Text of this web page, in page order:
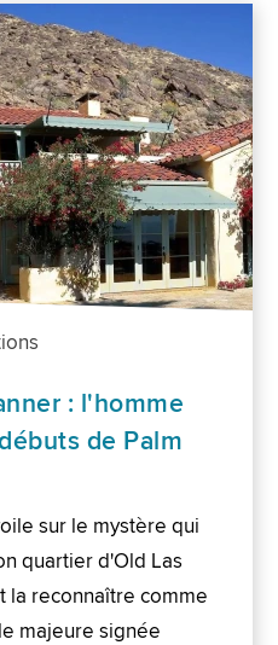
: l'homme
de Palm
sur le mystère qui
quartier d'Old Las
la reconnaître comme
majeure signée